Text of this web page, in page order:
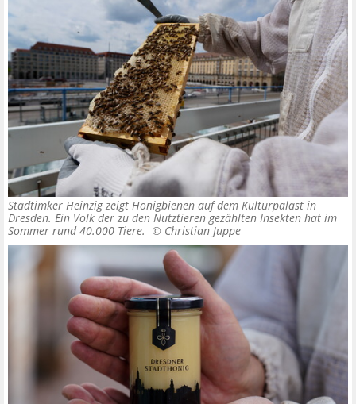
Stadtimker Heinzig zeigt Honigbienen auf dem Kulturpalast in
Dresden. Ein Volk der zu den Nutztieren gezählten Insekten hat im
Sommer rund 40.000 Tiere. © Christian Juppe